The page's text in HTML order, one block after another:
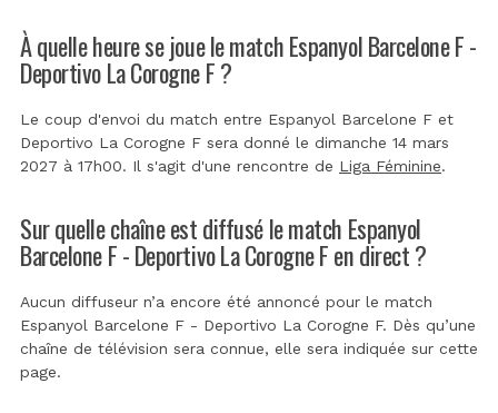
À quelle heure se joue le match Espanyol Barcelone F -
Deportivo La Corogne F ?
Le coup d'envoi du match entre Espanyol Barcelone F et
Deportivo La Corogne F sera donné le dimanche 14 mars
2027 à 17h00. Il s'agit d'une rencontre de Liga Féminine.
Sur quelle chaîne est diffusé le match Espanyol
Barcelone F - Deportivo La Corogne F en direct ?
Aucun diffuseur n’a encore été annoncé pour le match
Espanyol Barcelone F - Deportivo La Corogne F. Dès qu’une
chaîne de télévision sera connue, elle sera indiquée sur cette
page.